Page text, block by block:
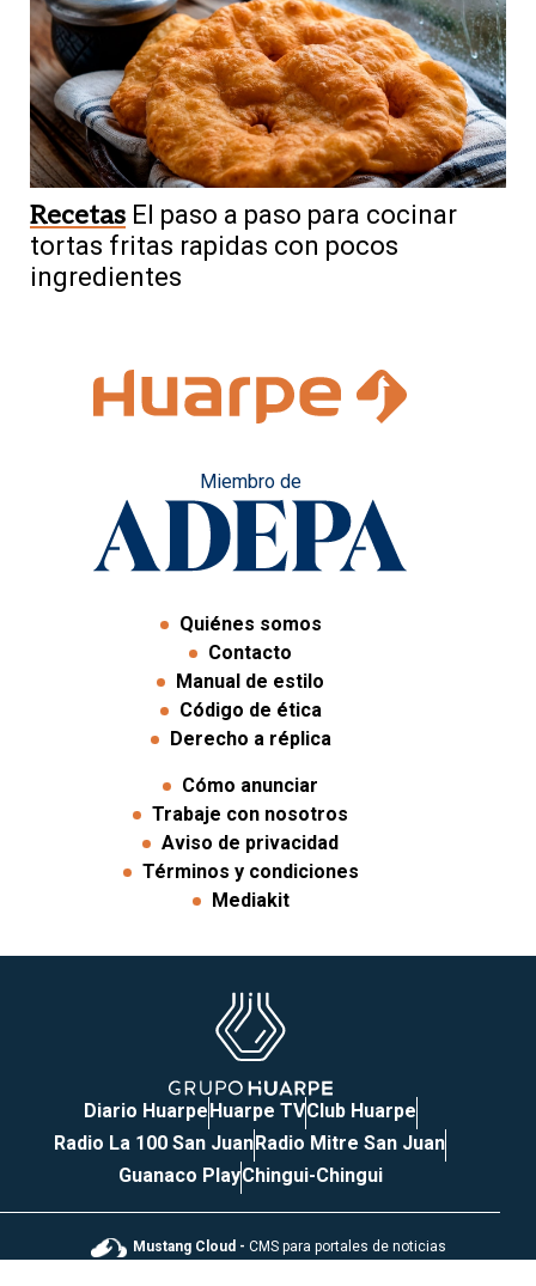
Recetas El paso a paso para cocinar
tortas fritas rapidas con pocos
ingredientes
Miembro de
Quiénes somos
Contacto
Manual de estilo
Código de ética
Derecho a réplica
Cómo anunciar
Trabaje con nosotros
Aviso de privacidad
Términos y condiciones
Mediakit
Diario HuarpeHuarpe TVClub Huarpe
Radio La 100 San JuanRadio Mitre San Juan
Guanaco PlayChingui-Chingui
Mustang Cloud - CMS para portales de noticias